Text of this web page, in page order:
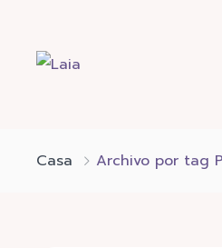
Casa Archivo por tag